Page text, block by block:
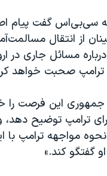
به چین
سی‌بی‌اس گفت پیام
از انتقال
مسائل جاری در
ترامپ صحبت خواهد
این فرصت را
ترامپ توضیح
مواجهه ترامپ
گفتگو کند.»